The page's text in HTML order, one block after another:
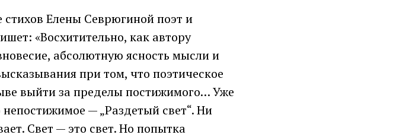
стихов Елены Севрюгиной поэт и
«Восхитительно, как автору
абсолютную ясность мысли и
при том, что поэтическое
выйти за пределы постижимого… Уже
— „Раздетый свет“. Ни
Свет — это свет. Но попытка